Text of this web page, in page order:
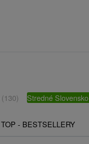
(130) Stredné Slovensko
TOP - BESTSELLERY